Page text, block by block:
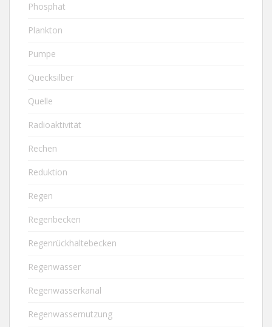
Phosphat
Plankton
Pumpe
Quecksilber
Quelle
Radioaktivität
Rechen
Reduktion
Regen
Regenbecken
Regenrückhaltebecken
Regenwasser
Regenwasserkanal
Regenwassernutzung